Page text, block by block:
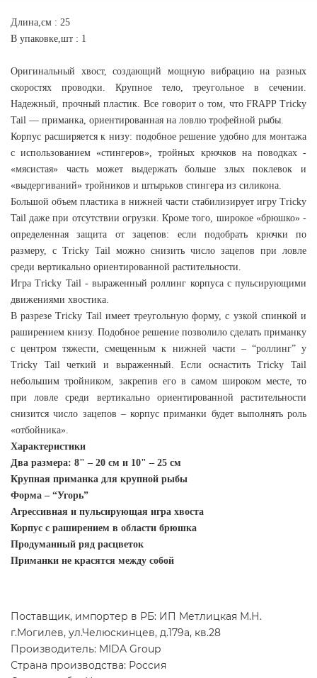
Длина,см : 25
В упаковке,шт : 1
Оригинальный хвост, создающий мощную вибрацию на разных
скоростях проводки. Крупное тело, треугольное в сечении.
Надежный, прочный пластик. Все говорит о том, что FRAPP Tricky
Tail — приманка, ориентированная на ловлю трофейной рыбы.
Корпус расширяется к низу: подобное решение удобно для монтажа
с использованием «стингеров», тройных крючков на поводках -
«мясистая» часть может выдержать больше злых поклевок и
«выдергиваний» тройников и штырьков стингера из силикона.
Большой объем пластика в нижней части стабилизирует игру Tricky
Tail даже при отсутствии огрузки. Кроме того, широкое «брюшко» -
определенная защита от зацепов: если подобрать крючки по
размеру, с Tricky Tail можно снизить число зацепов при ловле
среди вертикально ориентированной растительности.
Игра Tricky Tail - выраженный роллинг корпуса с пульсирующими
движениями хвостика.
В разрезе Tricky Tail имеет треугольную форму, с узкой спинкой и
раширением книзу. Подобное решение позволило сделать приманку
с центром тяжести, смещенным к нижней части – “роллинг” у
Tricky Tail четкий и выраженный. Если оснастить Tricky Tail
небольшим тройником, закрепив его в самом широком месте, то
при ловле среди вертикально ориентированной растительности
снизится число зацепов – корпус приманки будет выполнять роль
«отбойника».
Характеристики
Два размера: 8" – 20 см и 10" – 25 см
Крупная приманка для крупной рыбы
Форма – “Угорь”
Агрессивная и пульсирующая игра хвоста
Корпус с раширением в области брюшка
Продуманный ряд расцветок
Приманки не красятся между собой
Поставщик, импортер в РБ: ИП Метлицкая М.Н.
г.Могилев, ул.Челюскинцев, д.179а, кв.28
Производитель: MIDA Group
Страна производства: Россия